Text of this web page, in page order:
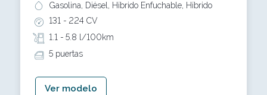
Gasolina, Diésel, Híbrido Enfuchable, Híbrido
131 - 224 CV
1.1 - 5.8 l/100km
5 puertas
Ver modelo